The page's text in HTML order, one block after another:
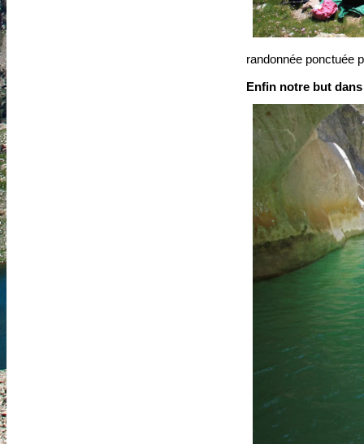
randonnée ponctuée
Enfin notre but